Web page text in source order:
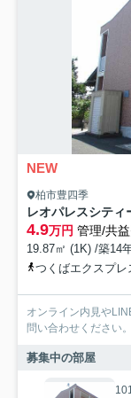
NEW
柏市豊四季
レオパレスシティ
4.9万円 管理/共
19.87㎡ (1K) /築14
つくばエクスプレス「
オンライン内見や
問い合わせください
募集中の部屋